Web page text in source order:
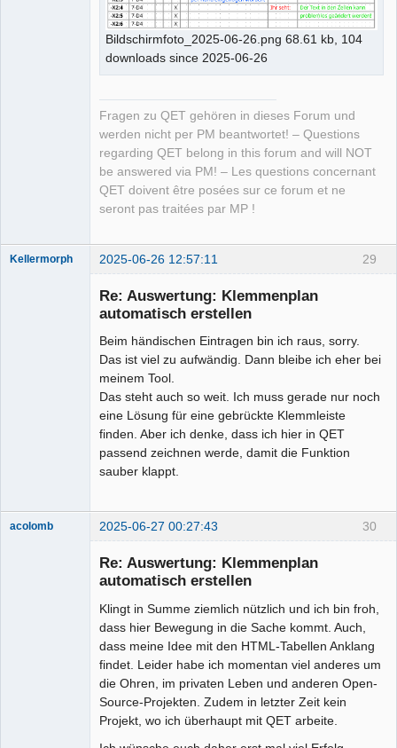
Bildschirmfoto_2025-06-26.png 68.61 kb, 104
downloads since 2025-06-26
Fragen zu QET gehören in dieses Forum und
werden nicht per PM beantwortet! – Questions
regarding QET belong in this forum and will NOT
be answered via PM! – Les questions concernant
QET doivent être posées sur ce forum et ne
seront pas traitées par MP !
29
Kellermorph 2025-06-26 12:57:11
Re: Auswertung: Klemmenplan
automatisch erstellen
Beim händischen Eintragen bin ich raus, sorry.
Das ist viel zu aufwändig. Dann bleibe ich eher bei
meinem Tool.
Das steht auch so weit. Ich muss gerade nur noch
eine Lösung für eine gebrückte Klemmleiste
finden. Aber ich denke, dass ich hier in QET
passend zeichnen werde, damit die Funktion
sauber klappt.
30
acolomb 2025-06-27 00:27:43
Re: Auswertung: Klemmenplan
automatisch erstellen
Klingt in Summe ziemlich nützlich und ich bin froh,
dass hier Bewegung in die Sache kommt. Auch,
dass meine Idee mit den HTML-Tabellen Anklang
findet. Leider habe ich momentan viel anderes um
die Ohren, im privaten Leben und anderen Open-
Source-Projekten. Zudem in letzter Zeit kein
Projekt, wo ich überhaupt mit QET arbeite.